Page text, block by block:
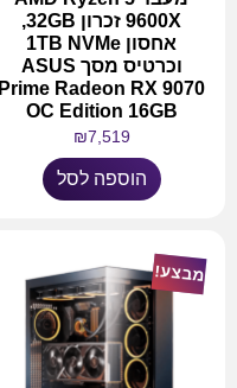
9600X זכרון 32GB,
אחסון 1TB NVMe
וכרטיס מסך ASUS
Prime Radeon RX 9070
OC Edition 16GB
₪7,519
הוספה לסל
מבצע!